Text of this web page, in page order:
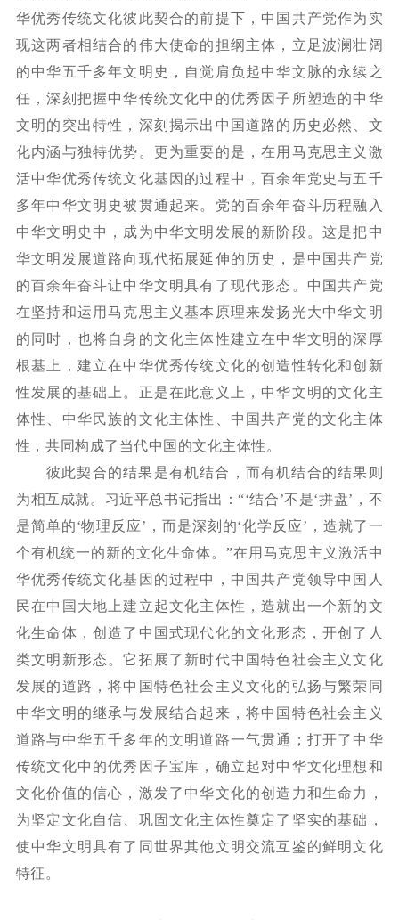
华优秀传统文化彼此契合的前提下，中国共产党作为实
现这两者相结合的伟大使命的担纲主体，立足波澜壮阔
的中华五千多年文明史，自觉肩负起中华文脉的永续之
任，深刻把握中华传统文化中的优秀因子所塑造的中华
文明的突出特性，深刻揭示出中国道路的历史必然、文
化内涵与独特优势。更为重要的是，在用马克思主义激
活中华优秀传统文化基因的过程中，百余年党史与五千
多年中华文明史被贯通起来。党的百余年奋斗历程融入
中华文明史中，成为中华文明发展的新阶段。这是把中
华文明发展道路向现代拓展延伸的历史，是中国共产党
的百余年奋斗让中华文明具有了现代形态。中国共产党
在坚持和运用马克思主义基本原理来发扬光大中华文明
的同时，也将自身的文化主体性建立在中华文明的深厚
根基上，建立在中华优秀传统文化的创造性转化和创新
性发展的基础上。正是在此意义上，中华文明的文化主
体性、中华民族的文化主体性、中国共产党的文化主体
性，共同构成了当代中国的文化主体性。
彼此契合的结果是有机结合，而有机结合的结果则
为相互成就。习近平总书记指出：“‘结合’不是‘拼盘’，不
是简单的‘物理反应’，而是深刻的‘化学反应’，造就了一
个有机统一的新的文化生命体。”在用马克思主义激活中
华优秀传统文化基因的过程中，中国共产党领导中国人
民在中国大地上建立起文化主体性，造就出一个新的文
化生命体，创造了中国式现代化的文化形态，开创了人
类文明新形态。它拓展了新时代中国特色社会主义文化
发展的道路，将中国特色社会主义文化的弘扬与繁荣同
中华文明的继承与发展结合起来，将中国特色社会主义
道路与中华五千多年的文明道路一气贯通；打开了中华
传统文化中的优秀因子宝库，确立起对中华文化理想和
文化价值的信心，激发了中华文化的创造力和生命力，
为坚定文化自信、巩固文化主体性奠定了坚实的基础，
使中华文明具有了同世界其他文明交流互鉴的鲜明文化
特征。